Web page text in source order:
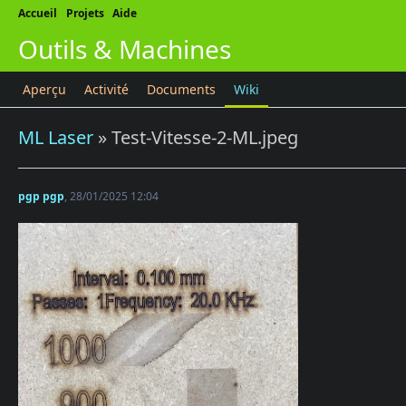
Accueil Projets Aide
Outils & Machines
Aperçu Activité Documents Wiki
ML Laser » Test-Vitesse-2-ML.jpeg
pgp pgp, 28/01/2025 12:04